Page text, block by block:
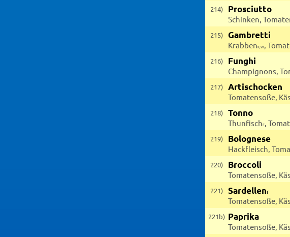
214) Prosciutto
Schinken,
215) Gambretti
Krabben K,W,
216) Funghi
Champignons,
217) Artischocken
Tomatensoße,
218) Tonno
Thunfisch F,
219) Bolognese
Hackfleisch,
220) Broccoli
Tomatensoße,
221) SardellenF
Tomatensoße,
221b) Paprika
Tomatensoße,